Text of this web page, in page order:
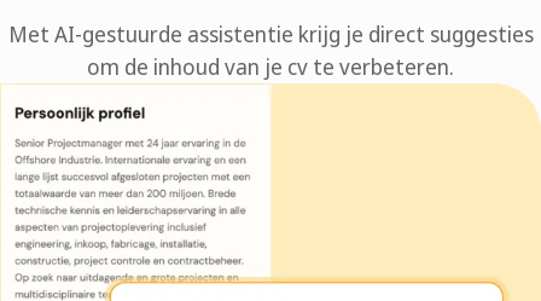
Met AI-gestuurde assistentie krijg je direct suggesties
om de inhoud van je cv te verbeteren.